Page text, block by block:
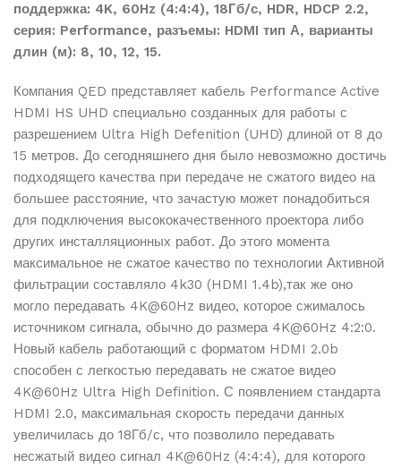
Kaspi
Бесплатная доставка
Доставка по всему Казахстану абсолютно бесплатно
для всех заказов
Все товары упаковываются в надежные материалы
для сохранности при транспортировке
Сроки доставки
наличия товара на складе
Отслеживание заказа
Вы можете отслеживать статус вашего заказа в
Подробнее об условиях доставки и работе служб вы
можете узнать на страницеОплата и доставка.
поддержка: 4K, 60Hz (4:4:4), 18Гб/с, HDR, HDCP 2.2,
серия: Performance, разъемы: HDMI тип А, варианты
длин (м): 8, 10, 12, 15.
Компания QED представляет кабель Performance Active
HDMI HS UHD специально созданных для работы с
разрешением Ultra High Defenition (UHD) длиной от 8 до
15 метров. До сегодняшнего дня было невозможно достичь
подходящего качества при передаче не сжатого видео на
большее расстояние, что зачастую может понадобиться
для подключения высококачественного проектора либо
других инсталляционных работ. До этого момента
максимальное не сжатое качество по технологии Активной
фильтрации составляло 4k30 (HDMI 1.4b),так же оно
могло передавать 4K@60Hz видео, которое сжималось
источником сигнала, обычно до размера 4K@60Hz 4:2:0.
Новый кабель работающий с форматом HDMI 2.0b
способен с легкостью передавать не сжатое видео
4K@60Hz Ultra High Definition. С появлением стандарта
HDMI 2.0, максимальная скорость передачи данных
увеличилась до 18Гб/с, что позволило передавать
несжатый видео сигнал 4K@60Hz (4:4:4), для которого